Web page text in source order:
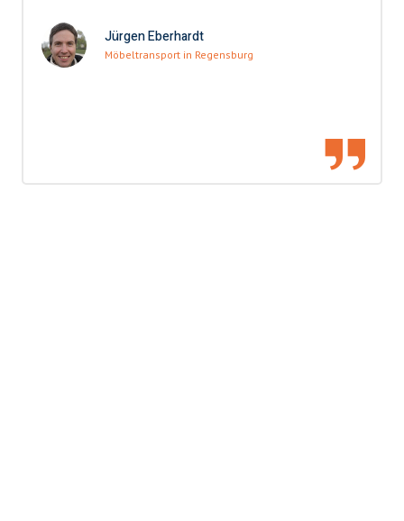
Jürgen Eberhardt
Möbeltransport in Regensburg